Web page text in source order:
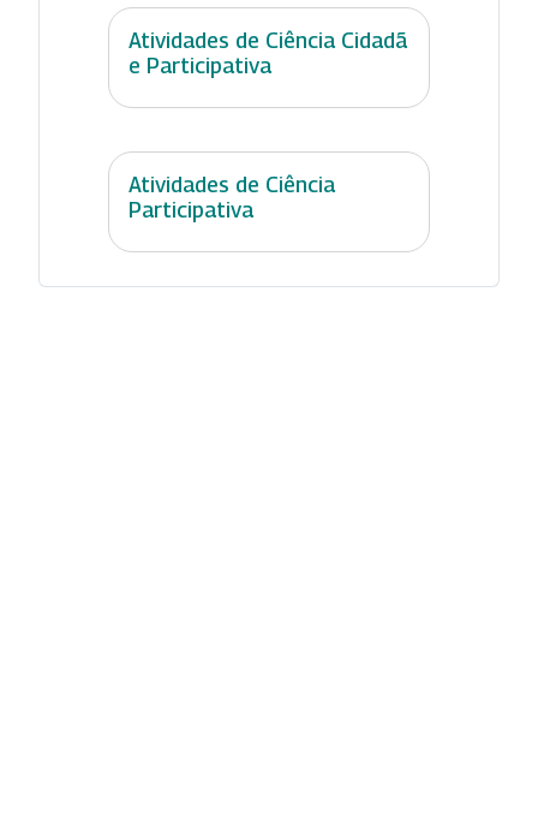
Atividades de Ciência Cidadã
e Participativa
Atividades de Ciência
Participativa